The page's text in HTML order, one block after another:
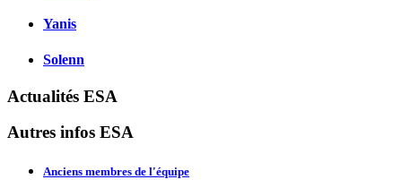
Yanis
Solenn
Actualités ESA
Autres infos ESA
Anciens membres de l'équipe